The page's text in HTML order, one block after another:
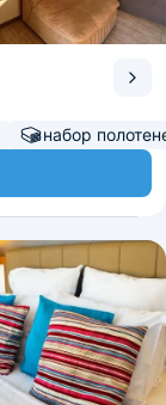
набор